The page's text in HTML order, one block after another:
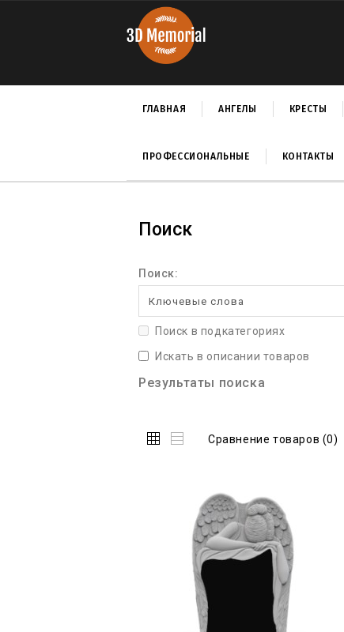
ГЛАВНАЯ АНГЕЛЫ КРЕСТЫ
ПРОФЕССИОНАЛЬНЫЕ КОНТАКТЫ
Поиск
Поиск:
Поиск в подкатегориях
Искать в описании товаров
Результаты поиска
Сравнение товаров (0)